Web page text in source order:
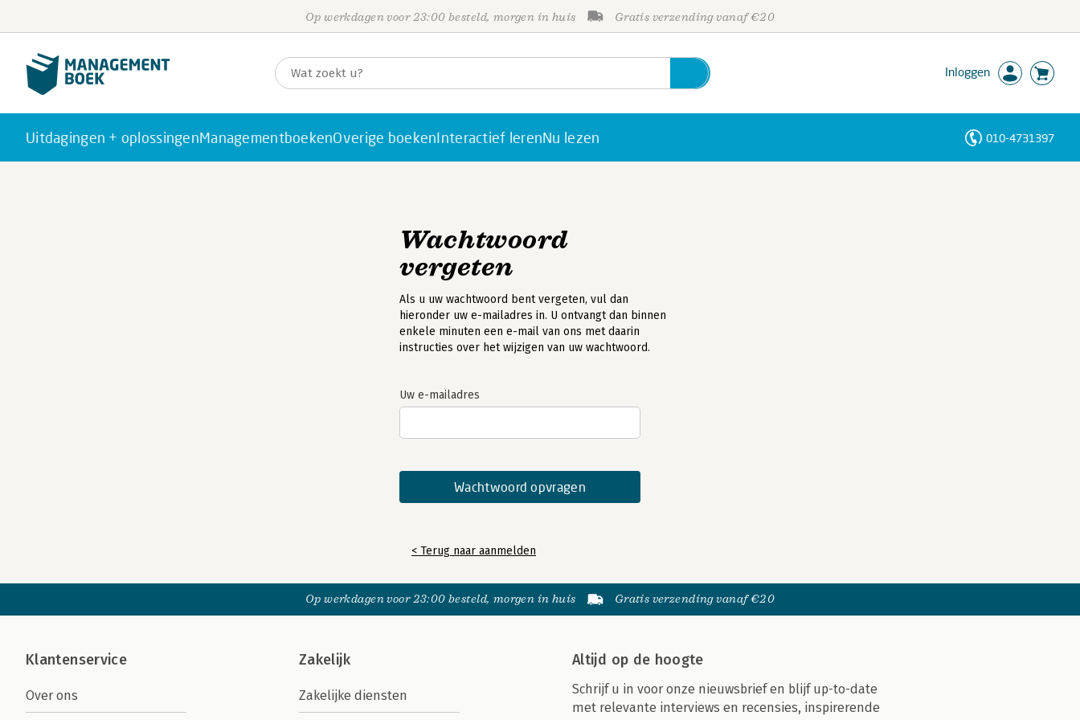
Op werkdagen voor 23:00 besteld, morgen in huis Gratis verzending vanaf €20
Inloggen
Uitdagingen + oplossingenManagementboekenOverige boekenInteractief lerenNu lezen 010-4731397
Wachtwoord
vergeten
Als u uw wachtwoord bent vergeten, vul dan
hieronder uw e-mailadres in. U ontvangt dan binnen
enkele minuten een e-mail van ons met daarin
instructies over het wijzigen van uw wachtwoord.
Uw e-mailadres
< Terug naar aanmelden
Op werkdagen voor 23:00 besteld, morgen in huis Gratis verzending vanaf €20
Klantenservice
Over ons
Zakelijk
Zakelijke diensten
Altijd op de hoogte
Schrijf u in voor onze nieuwsbrief en blijf up-to-date
met relevante interviews en recensies, inspirerende
Personen